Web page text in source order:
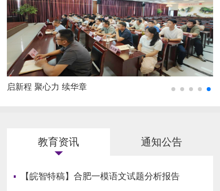
启新程 聚心力 续华章
教育资讯 通知公告
【皖智特稿】合肥一模语文试题分析报告